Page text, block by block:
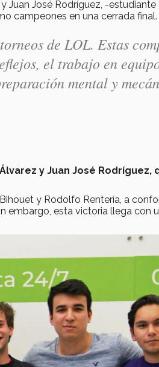
Juan José Rodríguez, -
campeones en una cerrada final.
de LOL. Estas
el trabajo en
mental y
y Juan José Rodríguez,
y Rodolfo Rentería, a
embargo, esta victoria llega con